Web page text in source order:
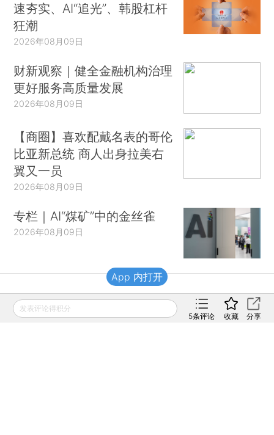
速夯实、AI“追光”、韩股杠杆
狂潮
2026年08月09日
财新观察｜健全金融机构治理
更好服务高质量发展
2026年08月09日
【商圈】喜欢配戴名表的哥伦
比亚新总统 商人出身拉美右
翼又一员
2026年08月09日
专栏｜AI“煤矿”中的金丝雀
2026年08月09日
财新移动
发表评论得积分
5条评论 收藏 分享
App 内打开